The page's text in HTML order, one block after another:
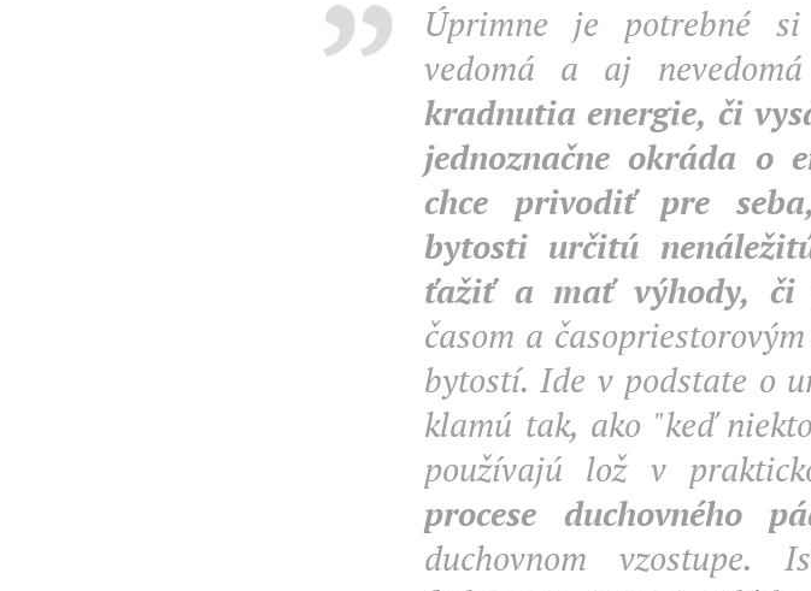
Úprimne je potrebné
vedomá a aj
kradnutia energie, či
jednoznačne okráda o
chce privodiť pre
bytosti určitú
ťažiť a mať výhody, či
časom a
bytostí. Ide v podstate o
klamú tak, ako "keď
používajú lož v
procese duchovného
duchovnom